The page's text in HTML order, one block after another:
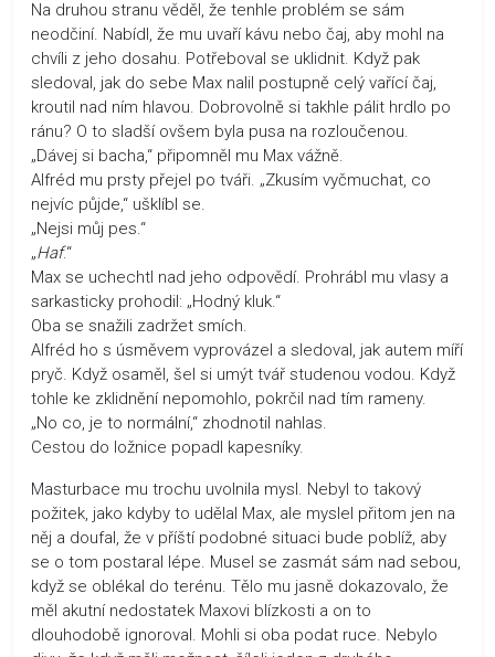
Na druhou stranu věděl, že tenhle problém se sám
neodčiní. Nabídl, že mu uvaří kávu nebo čaj, aby mohl na
chvíli z jeho dosahu. Potřeboval se uklidnit. Když pak
sledoval, jak do sebe Max nalil postupně celý vařící čaj,
kroutil nad ním hlavou. Dobrovolně si takhle pálit hrdlo po
ránu? O to sladší ovšem byla pusa na rozloučenou.
„Dávej si bacha,“ připomněl mu Max vážně.
Alfréd mu prsty přejel po tváři. „Zkusím vyčmuchat, co
nejvíc půjde,“ ušklíbl se.
„Nejsi můj pes.“
„Haf.“
Max se uchechtl nad jeho odpovědí. Prohrábl mu vlasy a
sarkasticky prohodil: „Hodný kluk.“
Oba se snažili zadržet smích.
Alfréd ho s úsměvem vyprovázel a sledoval, jak autem míří
pryč. Když osaměl, šel si umýt tvář studenou vodou. Když
tohle ke zklidnění nepomohlo, pokrčil nad tím rameny.
„No co, je to normální,“ zhodnotil nahlas.
Cestou do ložnice popadl kapesníky.
Masturbace mu trochu uvolnila mysl. Nebyl to takový
požitek, jako kdyby to udělal Max, ale myslel přitom jen na
něj a doufal, že v příští podobné situaci bude poblíž, aby
se o tom postaral lépe. Musel se zasmát sám nad sebou,
když se oblékal do terénu. Tělo mu jasně dokazovalo, že
měl akutní nedostatek Maxovi blízkosti a on to
dlouhodobě ignoroval. Mohli si oba podat ruce. Nebylo